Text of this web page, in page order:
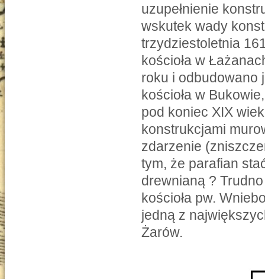
uzupełnienie
wskutek wady
trzydziestoletnia
kościoła w
roku i odbudowano
kościoła w
pod koniec XIX
konstrukcjami
zdarzenie
tym, że parafian
drewnianą ?
kościoła pw.
jedną z
Żarów.